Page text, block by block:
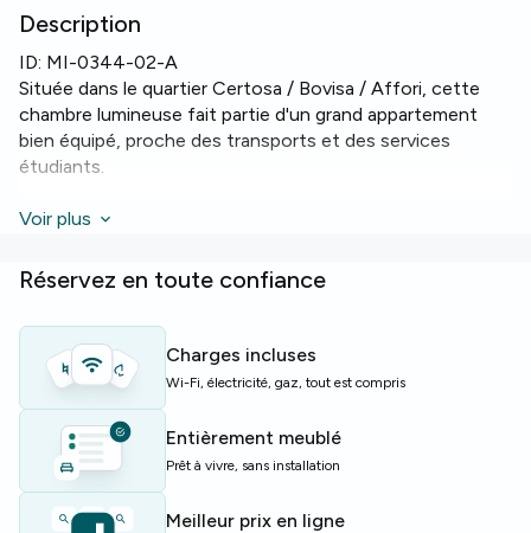
Description
ID: MI-0344-02-A
Située dans le quartier Certosa / Bovisa / Affori, cette
chambre lumineuse fait partie d'un grand appartement
bien équipé, proche des transports et des services
étudiants.
Type: Chambre de 13 m². Points forts:
L'appartement comporte trois salles de bains pour plus de
L'immeuble dispose d'unascenseur
déplacements quotidiens. L'appartement mesure 290 m²
au total, avec neuf lits et neuf chambres, idéal pour une
colocation conviviale.
Parfait pour étudiants ou jeunes actifs recherchant un
pied‑à‑terre fonctionnel et bien desservi à Milan.
Voir plus
Réservez en toute confiance
Charges incluses
Wi-Fi, électricité, gaz, tout est compris
Entièrement meublé
Prêt à vivre, sans installation
Meilleur prix en ligne